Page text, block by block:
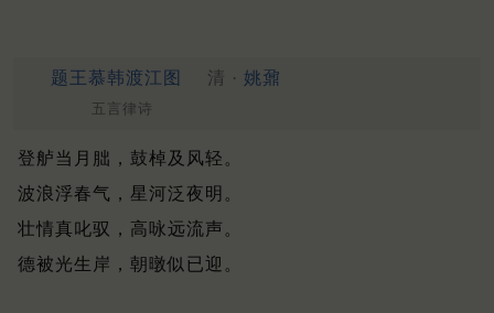
题王慕韩渡江图 清 · 姚鼐
五言律诗
登舻当月朏，鼓棹及风轻。
波浪浮春气，星河泛夜明。
壮情真叱驭，高咏远流声。
德被光生岸，朝暾似已迎。